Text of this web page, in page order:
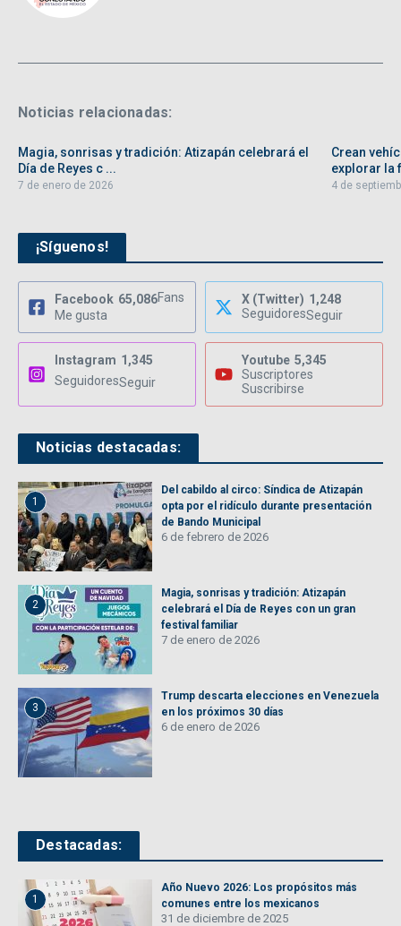
Noticias relacionadas:
Magia, sonrisas y tradición: Atizapán celebrará el
Día de Reyes c ...
7 de enero de 2026
Crean
explorar la
4 de
¡Síguenos!
Facebook 65,086Fans
Me gusta
X (Twitter) 1,248
SeguidoresSeguir
Instagram 1,345
SeguidoresSeguir
Youtube 5,345
Suscriptores
Suscribirse
Noticias destacadas:
1
Del cabildo al circo: Síndica de Atizapán
opta por el ridículo durante presentación
de Bando Municipal
6 de febrero de 2026
2
Magia, sonrisas y tradición: Atizapán
celebrará el Día de Reyes con un gran
festival familiar
7 de enero de 2026
3
Trump descarta elecciones en Venezuela
en los próximos 30 días
6 de enero de 2026
Destacadas:
1
Año Nuevo 2026: Los propósitos más
comunes entre los mexicanos
31 de diciembre de 2025